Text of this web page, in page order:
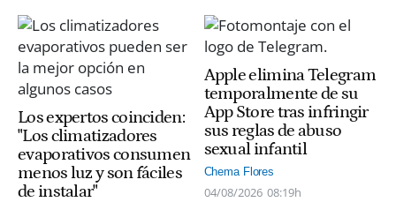
Los expertos coinciden:
"Los climatizadores
evaporativos consumen
menos luz y son fáciles
de instalar"
Apple elimina Telegram
temporalmente de su
App Store tras infringir
sus reglas de abuso
sexual infantil
Chema Flores
04/08/2026 08:19h